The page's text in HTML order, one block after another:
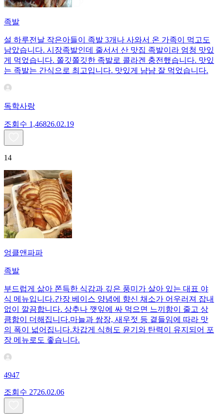
족발
설 하루전날 작은아들이 족발 3개나 사와서 온 가족이 먹고도
남았습니다. 시장족발인데 줄서서 산 맛집 족발이라 엄청 맛있
게 먹었습니다. 쫄깃쫄깃한 족발로 콜라겐 충전했습니다. 맛있
는 족발는 간식으로 최고입니다. 맛있게 냠냠 잘 먹었습니다.
독학사랑
조회수 1,46826.02.19
14
엉클앤파파
족발
부드럽게 삶아 쫀득한 식감과 깊은 풍미가 살아 있는 대표 야
식 메뉴입니다.간장 베이스 양념에 향신 채소가 어우러져 잡내
없이 깔끔합니다. 상추나 깻잎에 싸 먹으면 느끼함이 줄고 상
큼함이 더해집니다.마늘과 쌈장, 새우젓 등 곁들임에 따라 맛
의 폭이 넓어집니다.차갑게 식혀도 윤기와 탄력이 유지되어 포
장 메뉴로도 좋습니다.
4947
조회수 2726.02.06